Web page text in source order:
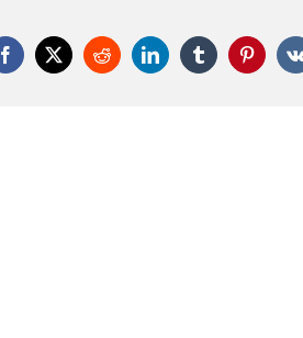
Facebook
X RedditLinkedInTumblr